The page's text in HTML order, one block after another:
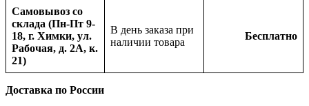
Самовывоз со
склада (Пн-Пт 9-
18, г. Химки, ул.
Рабочая, д. 2А, к.
21)
В день заказа при
наличии товара
Бесплатно
Доставка по России